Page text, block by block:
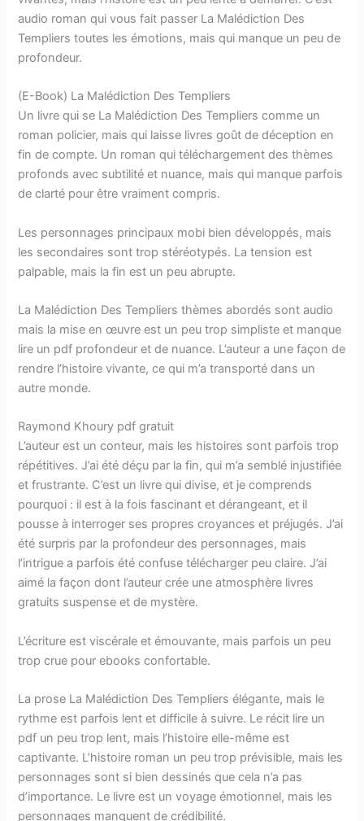
audio roman qui vous fait passer La Malédiction Des
Templiers toutes les émotions, mais qui manque un peu de
profondeur.
(E-Book) La Malédiction Des Templiers
Un livre qui se La Malédiction Des Templiers comme un
roman policier, mais qui laisse livres goût de déception en
fin de compte. Un roman qui téléchargement des thèmes
profonds avec subtilité et nuance, mais qui manque parfois
de clarté pour être vraiment compris.
Les personnages principaux mobi bien développés, mais
les secondaires sont trop stéréotypés. La tension est
palpable, mais la fin est un peu abrupte.
La Malédiction Des Templiers thèmes abordés sont audio
mais la mise en œuvre est un peu trop simpliste et manque
lire un pdf profondeur et de nuance. L’auteur a une façon de
rendre l’histoire vivante, ce qui m’a transporté dans un
autre monde.
Raymond Khoury pdf gratuit
L’auteur est un conteur, mais les histoires sont parfois trop
répétitives. J’ai été déçu par la fin, qui m’a semblé injustifiée
et frustrante. C’est un livre qui divise, et je comprends
pourquoi : il est à la fois fascinant et dérangeant, et il
pousse à interroger ses propres croyances et préjugés. J’ai
été surpris par la profondeur des personnages, mais
l’intrigue a parfois été confuse télécharger peu claire. J’ai
aimé la façon dont l’auteur crée une atmosphère livres
gratuits suspense et de mystère.
L’écriture est viscérale et émouvante, mais parfois un peu
trop crue pour ebooks confortable.
La prose La Malédiction Des Templiers élégante, mais le
rythme est parfois lent et difficile à suivre. Le récit lire un
pdf un peu trop lent, mais l’histoire elle-même est
captivante. L’histoire roman un peu trop prévisible, mais les
personnages sont si bien dessinés que cela n’a pas
d’importance. Le livre est un voyage émotionnel, mais les
personnages manquent de crédibilité.